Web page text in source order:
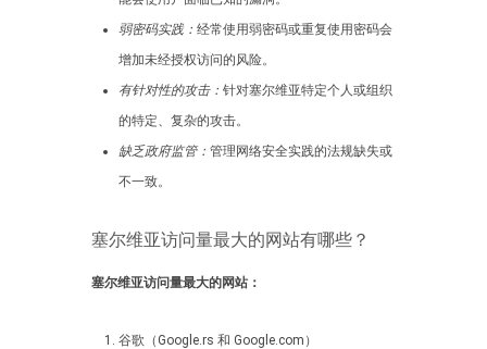
弱密码实践： 经常使用弱密码或重复使用密码会
增加未经授权访问的风险。
有针对性的攻击： 针对塞尔维亚特定个人或组织
的特定、复杂的攻击。
缺乏政府监管： 管理网络安全实践的法规缺失或
不一致。
塞尔维亚访问量最大的网站有哪些？
塞尔维亚访问量最大的网站：
谷歌（Google.rs 和 Google.com）